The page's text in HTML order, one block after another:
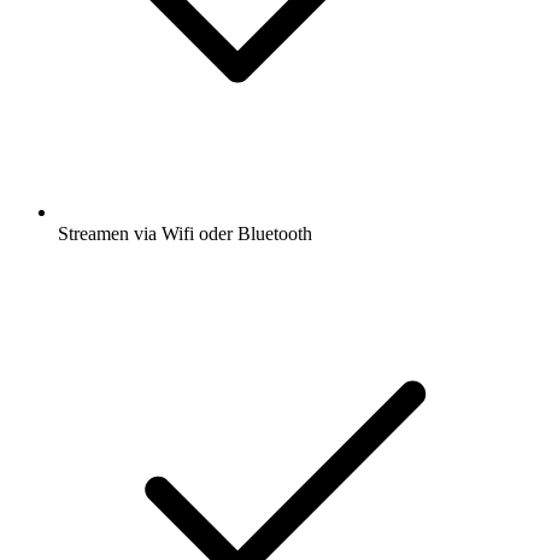
Streamen via Wifi oder Bluetooth